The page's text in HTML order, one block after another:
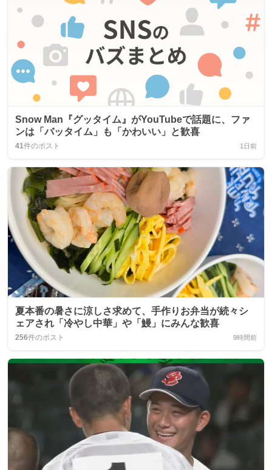
Snow Man『グッタイム』がYouTubeで話題に、ファ
ンは「バッタイム」も「かわいい」と歓喜
41件のポスト 1日前
夏本番の暑さに涼しさ求めて、手作りお弁当が続々シ
ェアされ「冷やし中華」や「鰻」にみんな歓喜
256件のポスト 9時間前